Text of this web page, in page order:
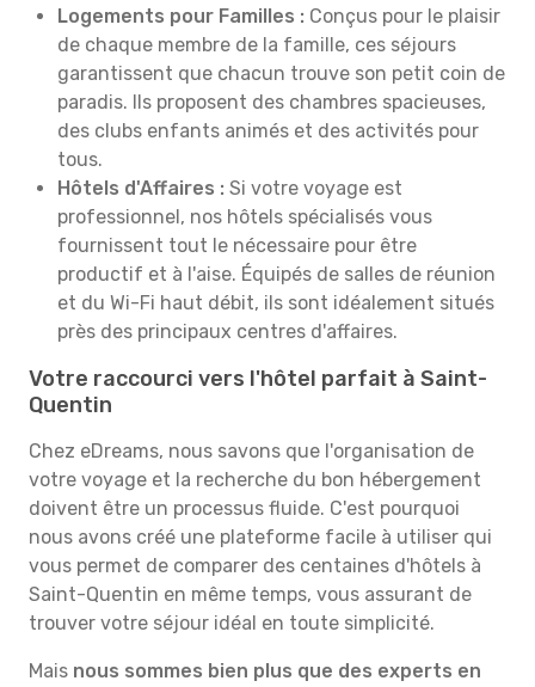
Logements pour Familles : Conçus pour le plaisir
de chaque membre de la famille, ces séjours
garantissent que chacun trouve son petit coin de
paradis. Ils proposent des chambres spacieuses,
des clubs enfants animés et des activités pour
tous.
Hôtels d'Affaires : Si votre voyage est
professionnel, nos hôtels spécialisés vous
fournissent tout le nécessaire pour être
productif et à l'aise. Équipés de salles de réunion
et du Wi-Fi haut débit, ils sont idéalement situés
près des principaux centres d'affaires.
Votre raccourci vers l'hôtel parfait à Saint-
Quentin
Chez eDreams, nous savons que l'organisation de
votre voyage et la recherche du bon hébergement
doivent être un processus fluide. C'est pourquoi
nous avons créé une plateforme facile à utiliser qui
vous permet de comparer des centaines d'hôtels à
Saint-Quentin en même temps, vous assurant de
trouver votre séjour idéal en toute simplicité.
Mais nous sommes bien plus que des experts en